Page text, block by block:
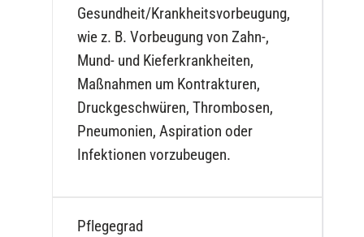
Gesundheit/Krankheitsvorbeugung,
wie z. B. Vorbeugung von Zahn-,
Mund- und Kieferkrankheiten,
Maßnahmen um Kontrakturen,
Druckgeschwüren, Thrombosen,
Pneumonien, Aspiration oder
Infektionen vorzubeugen.
Pflegegrad